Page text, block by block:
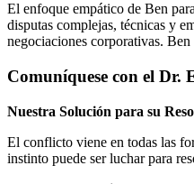
El enfoque empático de Ben
disputas complejas, técnicas y
negociaciones corporativas. Ben
Comuníquese con el Dr.
Nuestra Solución para su
El conflicto viene en todas las
instinto puede ser luchar para